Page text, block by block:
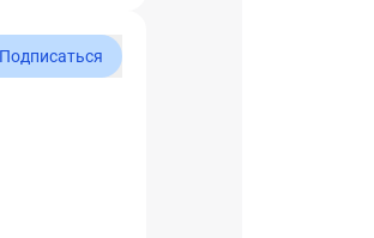
Подписаться